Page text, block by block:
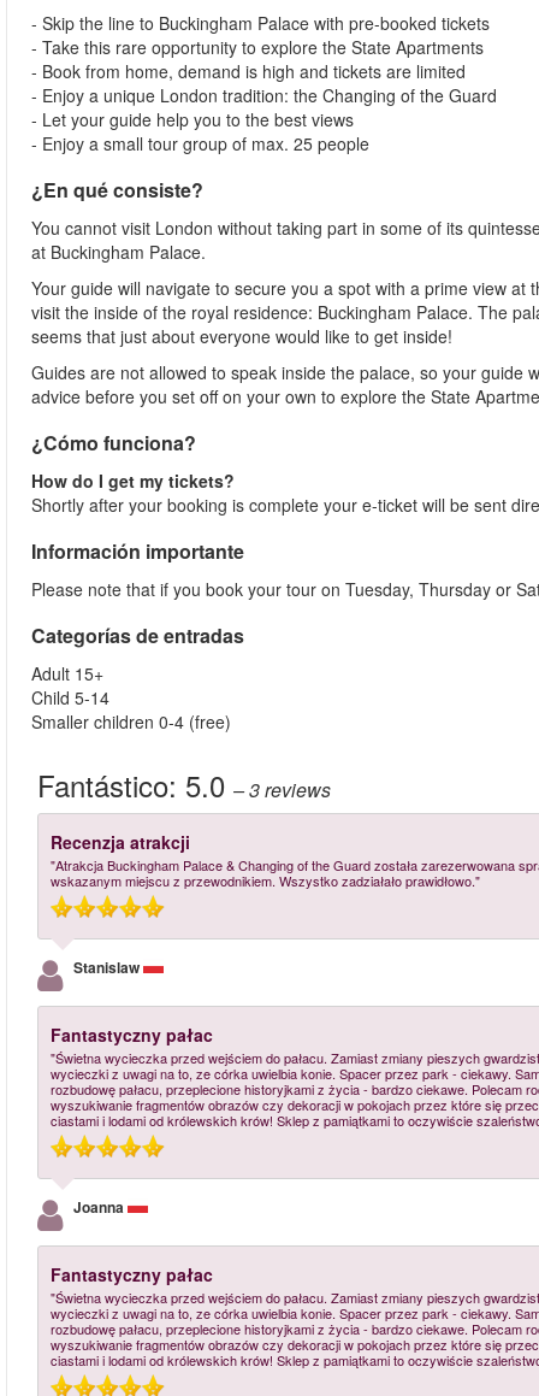
- Skip the line to Buckingham Palace with pre-booked tickets
- Take this rare opportunity to explore the State Apartments
- Book from home, demand is high and tickets are limited
- Enjoy a unique London tradition: the Changing of the Guard
- Let your guide help you to the best views
- Enjoy a small tour group of max. 25 people
¿En qué consiste?
You cannot visit London without taking part in some of its
at Buckingham Palace.
Your guide will navigate to secure you a spot with a prime view
visit the inside of the royal residence: Buckingham Palace. The
seems that just about everyone would like to get inside!
Guides are not allowed to speak inside the palace, so your
advice before you set off on your own to explore the State
¿Cómo funciona?
How do I get my tickets?
Shortly after your booking is complete your e-ticket will be sent
Información importante
Please note that if you book your tour on Tuesday, Thursday or
Categorías de entradas
Adult 15+
Child 5-14
Smaller children 0-4 (free)
Fantástico: 5.0 – 3reviews
Recenzja atrakcji
"Atrakcja Buckingham Palace & Changing of the Guard została zarezerwowana
wskazanym miejscu z przewodnikiem. Wszystko zadziałało prawidłowo."
Stanislaw
Fantastyczny pałac
"Świetna wycieczka przed wejściem do pałacu. Zamiast zmiany pieszych
wycieczki z uwagi na to, ze córka uwielbia konie. Spacer przez park - ciekawy.
rozbudowę pałacu, przeplecione historyjkami z życia - bardzo ciekawe. Polecam
wyszukiwanie fragmentów obrazów czy dekoracji w pokojach przez które się
ciastami i lodami od królewskich krów! Sklep z pamiątkami to oczywiście
Joanna
Fantastyczny pałac
"Świetna wycieczka przed wejściem do pałacu. Zamiast zmiany pieszych
wycieczki z uwagi na to, ze córka uwielbia konie. Spacer przez park - ciekawy.
rozbudowę pałacu, przeplecione historyjkami z życia - bardzo ciekawe. Polecam
wyszukiwanie fragmentów obrazów czy dekoracji w pokojach przez które się
ciastami i lodami od królewskich krów! Sklep z pamiątkami to oczywiście